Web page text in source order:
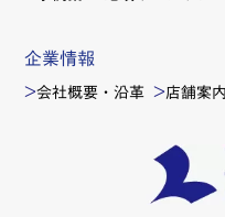
企業情報
会社概要・沿革 店舗案内